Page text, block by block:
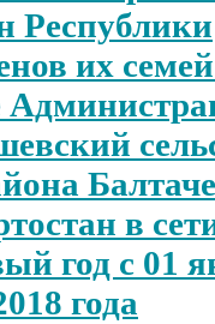
Республики
их
в
год с 01
года